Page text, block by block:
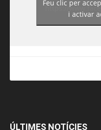
https://
Feu clic per
i activar
ÚLTIMES NOTÍCIES